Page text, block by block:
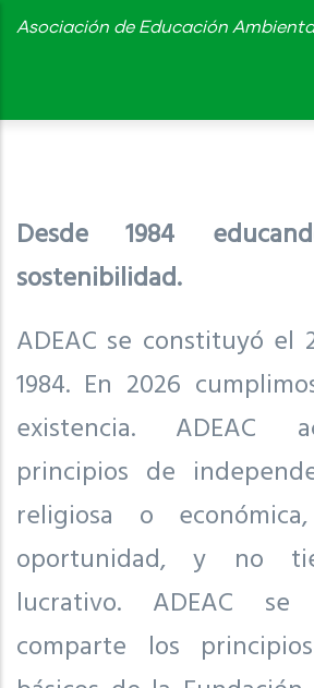
Skip
content
Asociación de Educación
Desde 1984
sostenibilidad.
ADEAC se constituyó el
1984. En 2026
existencia. ADEAC
principios de
religiosa o
oportunidad, y no
lucrativo. ADEAC
comparte los